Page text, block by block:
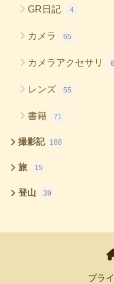
GR日記 4
カメラ 65
カメラアクセサリ
レンズ 55
書籍 71
撮影記 188
旅 15
登山 39
プラ